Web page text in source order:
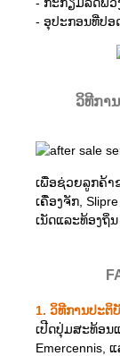
- ອຸປະກອນທີ່ປອ
ວິທີກາ
ເພື່ອຊ່ວຍລູກຄ້າ
ເຄື່ອງຈັກ,
ເນັດແລະທ້ອງຖິ່ນ
1. ວິທີການປະຕິ
ເປີດປຸ່ມສະທ້ອນ
Emercennis,